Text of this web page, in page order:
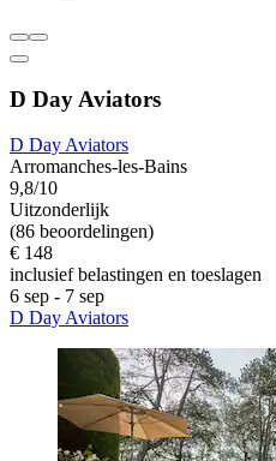
D Day Aviators
D Day Aviators
Arromanches-les-Bains
9,8/10
Uitzonderlijk
(86 beoordelingen)
€ 148
inclusief belastingen en toeslagen
6 sep - 7 sep
D Day Aviators